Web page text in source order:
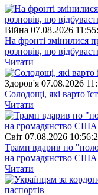
Війна 07.08.2026
На фронті змінилися
розповів, що
Читати
Здоров'я 07.08.2026
Солодощі, які варто
Читати
Свiт 07.08.2026
Трамп вдарив по
на громадянство США
Читати